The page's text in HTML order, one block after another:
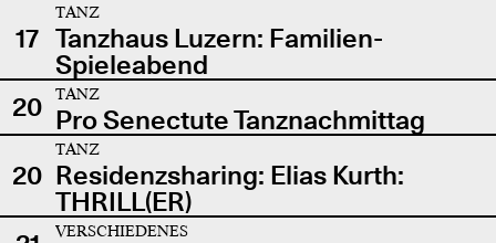
17
TANZ
Tanzhaus Luzern: Familien-
Spieleabend
20
TANZ
Pro Senectute Tanznachmittag
20
TANZ
Residenzsharing: Elias Kurth:
THRILL(ER)
VERSCHIEDENES